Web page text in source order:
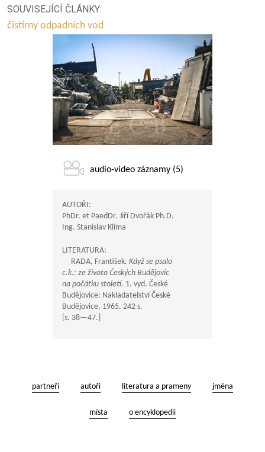
SOUVISEJÍCÍ ČLÁNKY:
čistírny odpadních vod
audio-video záznamy (5)
AUTOŘI:
PhDr. et PaedDr. Jiří Dvořák Ph.D.
Ing. Stanislav Klíma
LITERATURA:
RADA, František. Když se psalo
c.k.: ze života Českých Budějovic
na počátku století. 1. vyd. České
Budějovice: Nakladatelství České
Budějovice, 1965. 242 s.
[s. 38—47.]
partneři autoři literatura a prameny jména
místa o encyklopedii